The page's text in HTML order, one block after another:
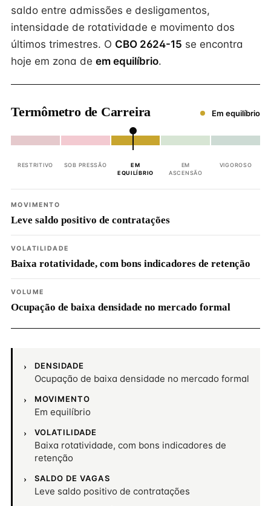
saldo entre admissões e desligamentos,
intensidade de rotatividade e movimento dos
últimos trimestres. O CBO 2624-15 se encontra
hoje em zona de em equilíbrio.
Termômetro de Carreira Em equilíbrio
RESTRITIVO SOB PRESSÃO
EM
EQUILÍBRIO
EM
ASCENSÃO
VIGOROSO
MOVIMENTO
Leve saldo positivo de contratações
VOLATILIDADE
Baixa rotatividade, com bons indicadores de retenção
VOLUME
Ocupação de baixa densidade no mercado formal
DENSIDADE
Ocupação de baixa densidade no mercado formal
MOVIMENTO
Em equilíbrio
VOLATILIDADE
Baixa rotatividade, com bons indicadores de
retenção
SALDO DE VAGAS
Leve saldo positivo de contratações